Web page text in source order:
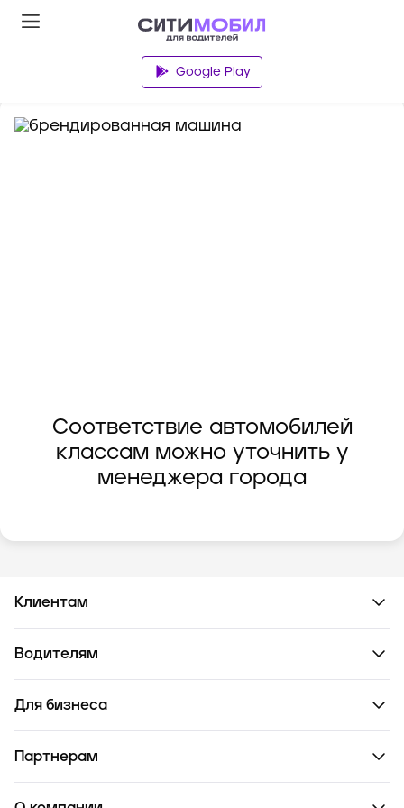
Google Play
Соответствие автомобилей
классам можно уточнить у
менеджера города
Клиентам
Водителям
Для бизнеса
Партнерам